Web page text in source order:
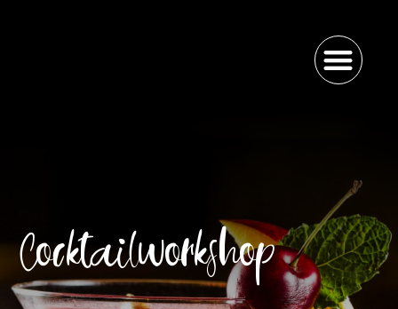
Cocktailworkshop